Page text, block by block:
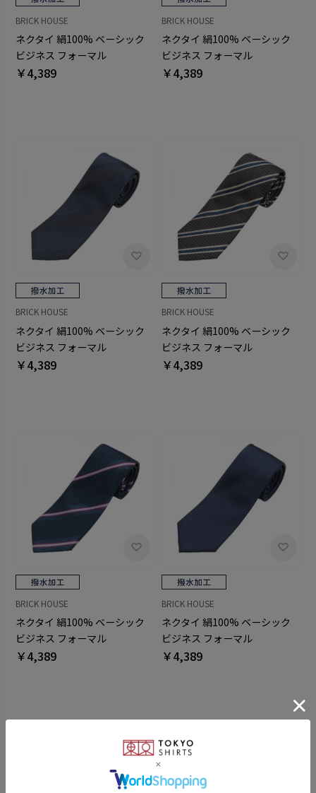
BRICK HOUSE
ネクタイ 絹100% ベーシック
ビジネス フォーマル
￥4,389
BRICK HOUSE
ネクタイ 絹100% ベーシック
ビジネス フォーマル
￥4,389
BRICK HOUSE
ネクタイ 絹100% ベーシック
ビジネス フォーマル
￥4,389
BRICK HOUSE
ネクタイ 絹100% ベーシック
ビジネス フォーマル
￥4,389
BRICK HOUSE
ネクタイ 絹100% ベーシック
ビジネス フォーマル
￥4,389
BRICK HOUSE
ネクタイ 絹100% ベーシック
ビジネス フォーマル
￥4,389